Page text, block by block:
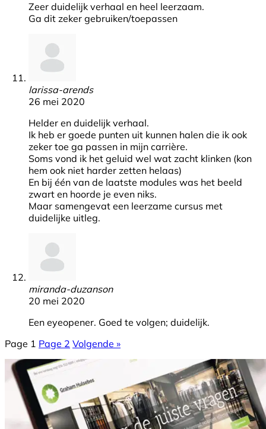
Zeer duidelijk verhaal en heel leerzaam.
Ga dit zeker gebruiken/toepassen
larissa-arends
26 mei 2020
Helder en duidelijk verhaal.
Ik heb er goede punten uit kunnen halen die ik ook
zeker toe ga passen in mijn carrière.
Soms vond ik het geluid wel wat zacht klinken (kon
hem ook niet harder zetten helaas)
En bij één van de laatste modules was het beeld
zwart en hoorde je even niks.
Maar samengevat een leerzame cursus met
duidelijke uitleg.
miranda-duzanson
20 mei 2020
Een eyeopener. Goed te volgen; duidelijk.
Page 1 Page 2 Volgende »